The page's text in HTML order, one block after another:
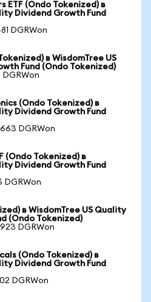
ETF (Ondo Tokenized) в
Dividend Growth Fund
DGRWon
в WisdomTree US
Fund (Ondo Tokenized)
(Ondo Tokenized) в
Dividend Growth Fund
DGRWon
(Ondo Tokenized) в
Dividend Growth Fund
DGRWon
в WisdomTree US Quality
(Ondo Tokenized)
DGRWon
(Ondo Tokenized) в
Dividend Growth Fund
DGRWon